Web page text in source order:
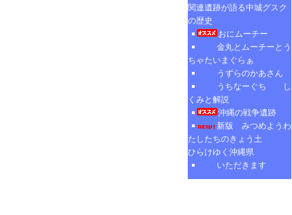
関連遺跡が語る中城グスク
の歴史
おにムーチー
金丸とムーチーとう
ちゃたいまぐらぁ
うずらのかあさん
うちなーぐち し
くみと解説
沖縄の戦争遺跡
新版 みつめようわ
たしたちのきょう土
ひらけゆく沖縄県
いただきます